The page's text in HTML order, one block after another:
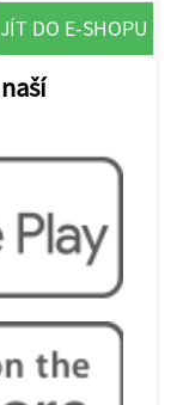
JÍT DO E-SHOPU